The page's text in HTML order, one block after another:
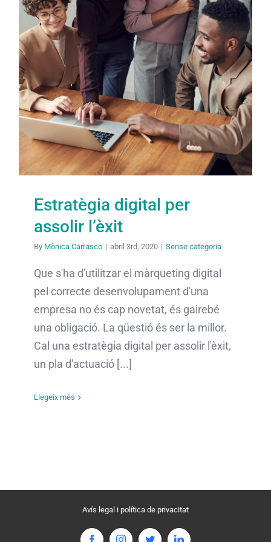
Estratègia digital per
assolir l’èxit
By Mònica Carrasco | abril 3rd, 2020 | Sense categoria
Que s'ha d'utilitzar el màrqueting digital
pel correcte desenvolupament d'una
empresa no és cap novetat, és gairebé
una obligació. La qüestió és ser la millor.
Cal una estratègia digital per assolir l'èxit,
un pla d'actuació [...]
Llegeix més
Avís legal i política de privacitat